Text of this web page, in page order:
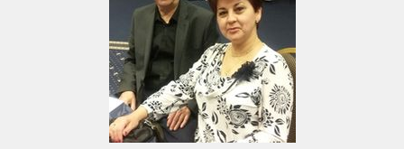
o
k
e
r
e
s
t
d
I
n
e
g